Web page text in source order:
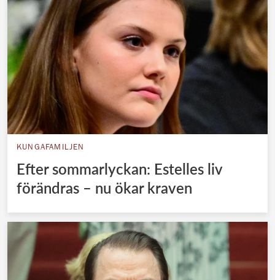
KUNGAFAMILJEN
Efter sommarlyckan: Estelles liv
förändras – nu ökar kraven